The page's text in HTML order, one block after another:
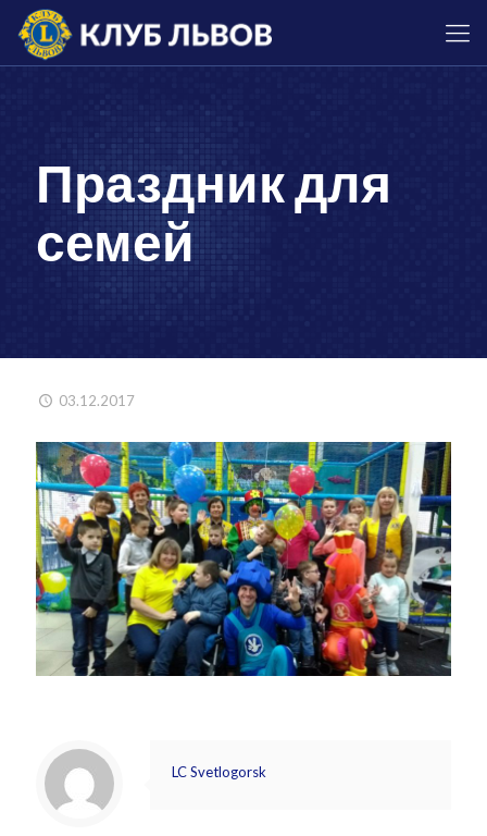
Праздник для
семей
03.12.2017
LC Svetlogorsk